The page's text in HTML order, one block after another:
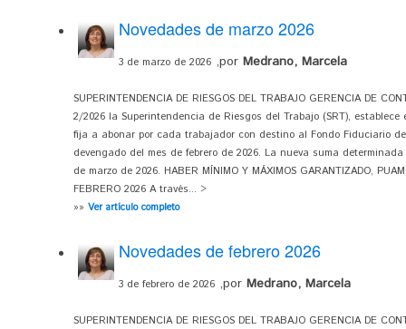
Novedades de marzo 2026
3 de marzo de 2026 ,por Medrano, Marcela
SUPERINTENDENCIA DE RIESGOS DEL TRABAJO GERENCIA DE
2/2026 la Superintendencia de Riesgos del Trabajo (SRT),
fija a abonar por cada trabajador con destino al Fondo Fiduciario
devengado del mes de febrero de 2026. La nueva suma
de marzo de 2026. HABER MÍNIMO Y MÁXIMOS GARANTIZADO,
FEBRERO 2026 A través... >
»» Ver artículo completo
Novedades de febrero 2026
3 de febrero de 2026 ,por Medrano, Marcela
SUPERINTENDENCIA DE RIESGOS DEL TRABAJO GERENCIA DE